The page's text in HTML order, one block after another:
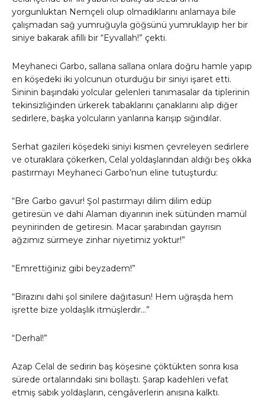
yorgunluktan Nemçeli olup olmadıklarını anlamaya bile
çalışmadan sağ yumruğuyla göğsünü yumruklayıp her bir
siniye bakarak afilli bir “Eyvallah!” çekti.
Meyhaneci Garbo, sallana sallana onlara doğru hamle yapıp
en köşedeki iki yolcunun oturduğu bir siniyi işaret etti.
Sininin başındaki yolcular gelenleri tanımasalar da tiplerinin
tekinsizliğinden ürkerek tabaklarını çanaklarını alıp diğer
sedirlere, başka yolcuların yanlarına karışıp sığındılar.
Serhat gazileri köşedeki siniyi kısmen çevreleyen sedirlere
ve oturaklara çökerken, Celal yoldaşlarından aldığı beş okka
pastırmayı Meyhaneci Garbo’nun eline tutuşturdu:
“Bre Garbo gavur! Şol pastırmayı dilim dilim edüp
getiresün ve dahi Alaman diyarının inek sütünden mamül
peynirinden de getiresin. Macar şarabından gayrısın
ağzımız sürmeye zinhar niyetimiz yoktur!”
“Emrettiğiniz gibi beyzadem!”
“Birazını dahi şol sinilere dağıtasun! Hem uğraşda hem
işrette bize yoldaşlık itmüşlerdir…”
“Derhal!”
Azap Celal de sedirin baş köşesine çöktükten sonra kısa
sürede ortalarındaki sini bollaştı. Şarap kadehleri vefat
etmiş sabık yoldaşların, cengâverlerin anısına kalktı.